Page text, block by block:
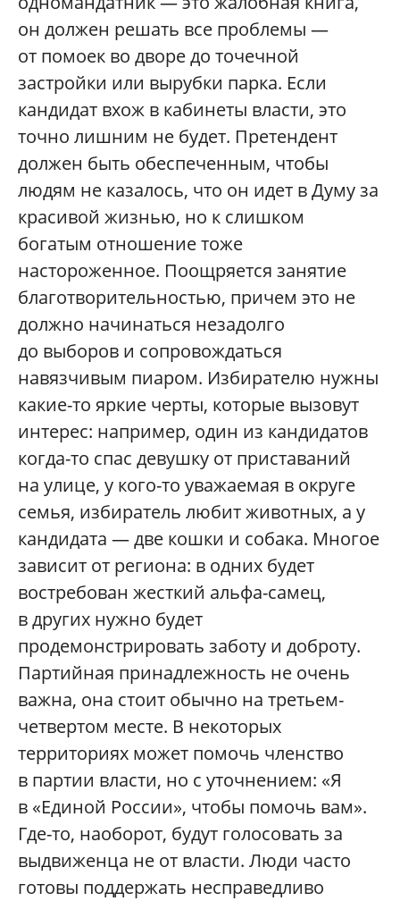
он должен решать все проблемы —
от помоек во дворе до точечной
застройки или вырубки парка. Если
кандидат вхож в кабинеты власти, это
точно лишним не будет. Претендент
должен быть обеспеченным, чтобы
людям не казалось, что он идет в Думу за
красивой жизнью, но к слишком
богатым отношение тоже
настороженное. Поощряется занятие
благотворительностью, причем это не
должно начинаться незадолго
до выборов и сопровождаться
навязчивым пиаром. Избирателю нужны
какие-то яркие черты, которые вызовут
интерес: например, один из кандидатов
когда-то спас девушку от приставаний
на улице, у кого-то уважаемая в округе
семья, избиратель любит животных, а у
кандидата — две кошки и собака. Многое
зависит от региона: в одних будет
востребован жесткий альфа-самец,
в других нужно будет
продемонстрировать заботу и доброту.
Партийная принадлежность не очень
важна, она стоит обычно на третьем-
четвертом месте. В некоторых
территориях может помочь членство
в партии власти, но с уточнением: «Я
в «Единой России», чтобы помочь вам».
Где-то, наоборот, будут голосовать за
выдвиженца не от власти. Люди часто
готовы поддержать несправедливо